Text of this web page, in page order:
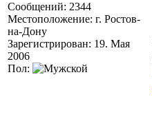
Сообщений: 2344
Местоположение: г. Ростов-
на-Дону
Зарегистрирован: 19. Мая
2006
Пол: